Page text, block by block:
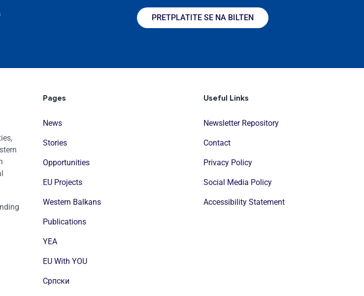
PRETPLATITE SE NA BILTEN
Pages
News
Stories
Opportunities
EU Projects
Western Balkans
Publications
YEA
EU With YOU
Cрпски
Useful Links
Newsletter Repository
Contact
Privacy Policy
Social Media Policy
Accessibility Statement